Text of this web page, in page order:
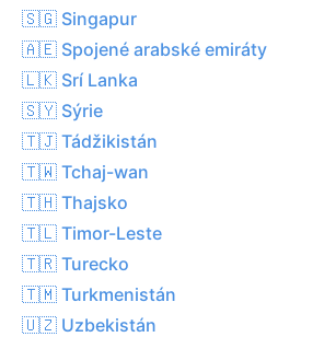
🇸🇬 Singapur
🇦🇪 Spojené arabské emiráty
🇱🇰 Srí Lanka
🇸🇾 Sýrie
🇹🇯 Tádžikistán
🇹🇼 Tchaj-wan
🇹🇭 Thajsko
🇹🇱 Timor-Leste
🇹🇷 Turecko
🇹🇲 Turkmenistán
🇺🇿 Uzbekistán